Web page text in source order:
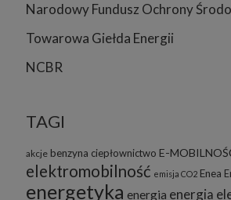
Narodowy Fundusz Ochrony
Towarowa Giełda Energii
NCBR
TAGI
akcje benzyna ciepłownictwo E-
elektromobilność emisja CO2 Enea
energetyka energia energia